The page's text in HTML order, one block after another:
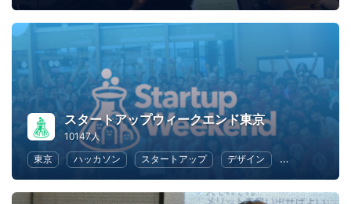
スタートアップウィークエンド東京
10147人
東京
ハッカソン スタートアップ デザイン マーケティング